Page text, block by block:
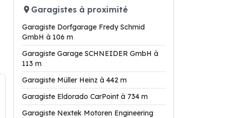
Garagistes à proximité
Garagiste Dorfgarage Fredy Schmid
GmbH à 106 m
Garagiste Garage SCHNEIDER GmbH à
113 m
Garagiste Müller Heinz à 442 m
Garagiste Eldorado CarPoint à 734 m
Garagiste Nextek Motoren Engineering